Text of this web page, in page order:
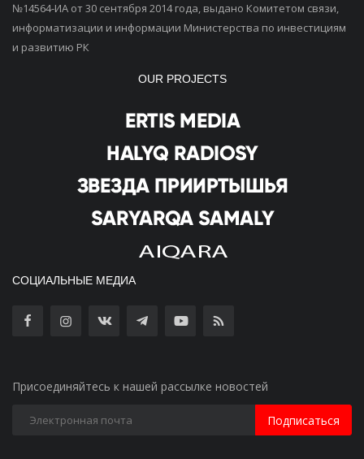
№14564-ИА от 30 сентября 2014 года, выдано Комитетом связи,
информатизации и информации Министерства по инвестициям
и развитию РК
OUR PROJECTS
СОЦИАЛЬНЫЕ МЕДИА
Присоединяйтесь к нашей рассылке новостей
Подписаться